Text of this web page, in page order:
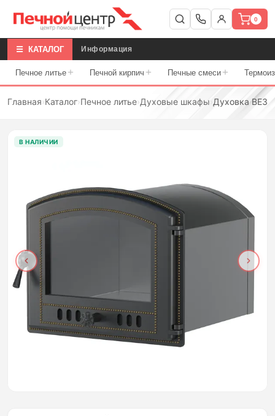
0
☰ КАТАЛОГ Информация
Печное литье + Печной кирпич + Печные смеси +
Главная›Каталог›Печное литье›Духовые шкафы›Духовка
В НАЛИЧИИ